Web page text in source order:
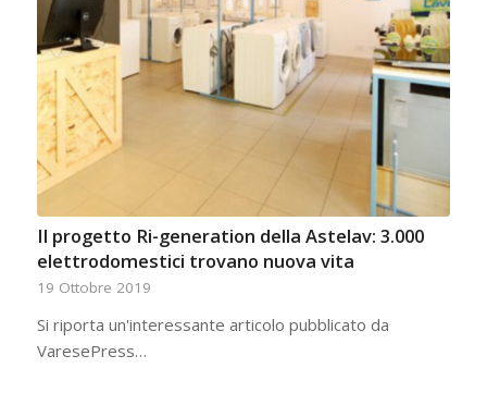
Il progetto Ri-generation della Astelav: 3.000
elettrodomestici trovano nuova vita
19 Ottobre 2019
Si riporta un'interessante articolo pubblicato da
VaresePress…